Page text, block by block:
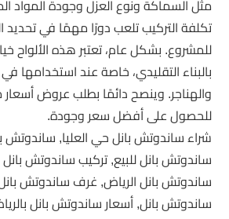
مثل السماكة ونوع العزل وجودة المواد
تكلفة التركيب تلعب دورًا مهمًا في تحديد
للمشروع. بشكل عام، تعتبر هذه الألواح
بالبناء التقليدي، خاصة عند استخدامها
والهناجر. وينصح دائمًا بطلب عروض
للحصول على أفضل سعر وجودة.
شراء ساندوتش بانل حي العليا, ساندوتش
ساندوتش بانل للبيع, تركيب ساندوتش
ساندوتش بانل الرياض, غرف ساندوتش
ساندوتش بانل, أسعار ساندوتش بانل